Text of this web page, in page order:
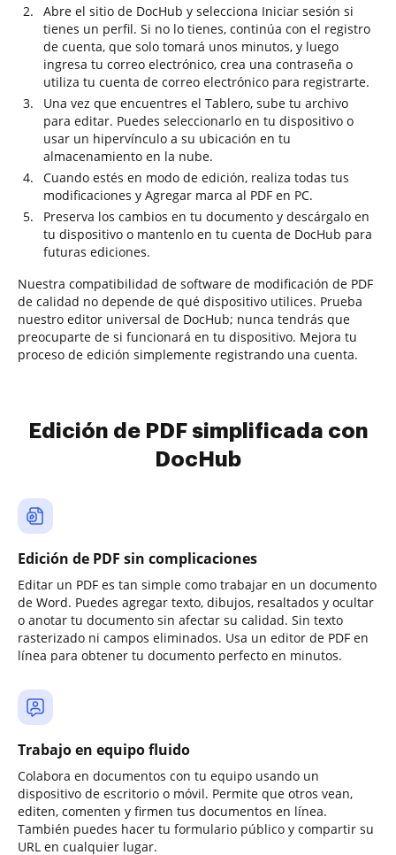
Abre el sitio de DocHub y selecciona Iniciar sesión si
tienes un perfil. Si no lo tienes, continúa con el registro
de cuenta, que solo tomará unos minutos, y luego
ingresa tu correo electrónico, crea una contraseña o
utiliza tu cuenta de correo electrónico para registrarte.
Una vez que encuentres el Tablero, sube tu archivo
para editar. Puedes seleccionarlo en tu dispositivo o
usar un hipervínculo a su ubicación en tu
almacenamiento en la nube.
Cuando estés en modo de edición, realiza todas tus
modificaciones y Agregar marca al PDF en PC.
Preserva los cambios en tu documento y descárgalo en
tu dispositivo o mantenlo en tu cuenta de DocHub para
futuras ediciones.
Nuestra compatibilidad de software de modificación de PDF
de calidad no depende de qué dispositivo utilices. Prueba
nuestro editor universal de DocHub; nunca tendrás que
preocuparte de si funcionará en tu dispositivo. Mejora tu
proceso de edición simplemente registrando una cuenta.
Edición de PDF simplificada con
DocHub
Edición de PDF sin complicaciones
Editar un PDF es tan simple como trabajar en un documento
de Word. Puedes agregar texto, dibujos, resaltados y ocultar
o anotar tu documento sin afectar su calidad. Sin texto
rasterizado ni campos eliminados. Usa un editor de PDF en
línea para obtener tu documento perfecto en minutos.
Trabajo en equipo fluido
Colabora en documentos con tu equipo usando un
dispositivo de escritorio o móvil. Permite que otros vean,
editen, comenten y firmen tus documentos en línea.
También puedes hacer tu formulario público y compartir su
URL en cualquier lugar.